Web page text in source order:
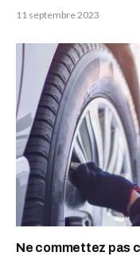
11 septembre 2023
Ne commettez pas